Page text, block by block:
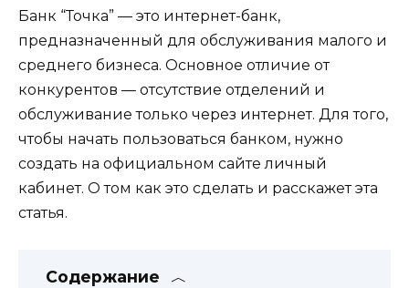
Банк “Точка” — это интернет-банк,
предназначенный для обслуживания малого и
среднего бизнеса. Основное отличие от
конкурентов — отсутствие отделений и
обслуживание только через интернет. Для того,
чтобы начать пользоваться банком, нужно
создать на официальном сайте личный
кабинет. О том как это сделать и расскажет эта
статья.
Содержание